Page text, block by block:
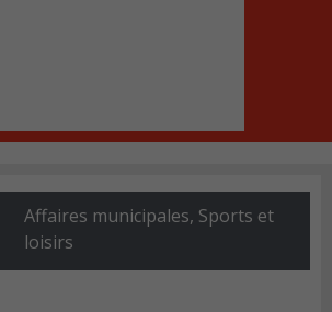
Affaires municipales, Sports et
loisirs